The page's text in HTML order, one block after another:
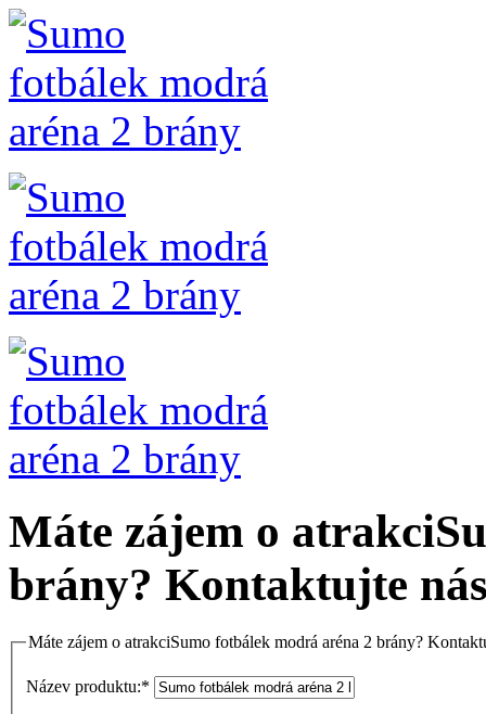
Máte zájem o
brány? Kontaktujte
Máte zájem o atrakciSumo fotbálek modrá aréna 2 brány?
Název produktu:*